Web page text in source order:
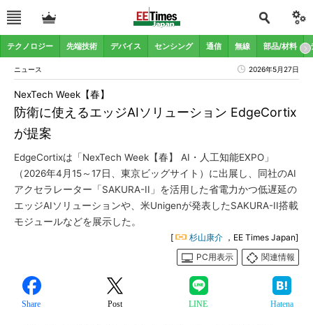
テクノロジー 先端技術 デバイス センシング 通信 無線 部品/材料
ニュース 2026年5月27日
防衛に使えるエッジAIソリューション EdgeCortix
が提案
NexTech Week【春】
EdgeCortixは「NexTech Week【春】 AI・人工知能EXPO」
（2026年4月15～17日、東京ビッグサイト）に出展し、同社のAI
アクセラレーター「SAKURA-II」を活用した省電力かつ低遅延の
エッジAIソリューションや、米Unigenが発表したSAKURA-II搭載
モジュールなどを展示した。
[ 杉山康介 ，EE Times Japan]
PC用表示
関連情報
Share Post LINE Hatena